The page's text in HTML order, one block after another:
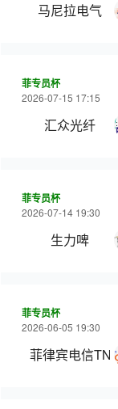
马尼拉电气
菲专员杯
2026-07-15 17:15
汇众光纤
菲专员杯
2026-07-14 19:30
生力啤
菲专员杯
2026-06-05 19:30
菲律宾电信